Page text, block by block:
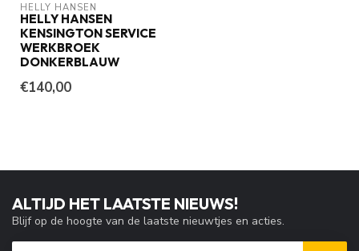
HELLY HANSEN
HELLY HANSEN
KENSINGTON SERVICE
WERKBROEK
DONKERBLAUW
€140,00
ALTIJD HET LAATSTE NIEUWS!
Blijf op de hoogte van de laatste nieuwtjes en acties.